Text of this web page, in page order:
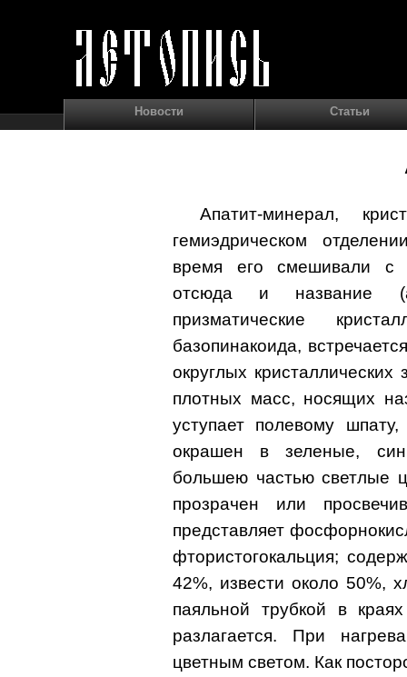
Новости Статьи
Апатит-минерал,
гемиэдрическом
время его смешивали с
отсюда и название
призматические
базопинакоида,
округлых
плотных масс, носящих
уступает полевому
окрашен в зеленые,
большею частью светлые
прозрачен или
представляет
фтористогокальция;
42%, извести около 50%,
паяльной трубкой в
разлагается. При
цветным светом. Как